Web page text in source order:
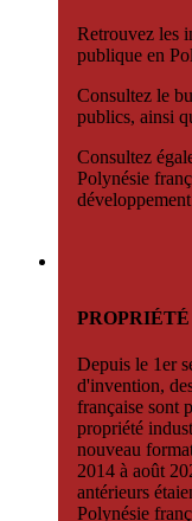
Retrouvez les
publique en
Consultez le
publics, ainsi
Consultez
Polynésie
Depuis le 1er
d'invention,
française sont
propriété
nouveau
2014 à août
antérieurs
Polynésie